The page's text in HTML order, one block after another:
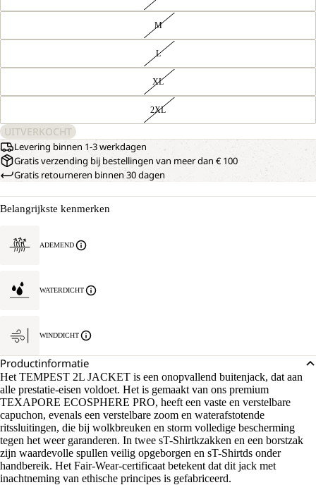
M
L
XL
2XL
UITVERKOCHT
Levering binnen 1-3 werkdagen
Gratis verzending bij bestellingen van meer dan € 100
Gratis retourneren binnen 30 dagen
Belangrijkste kenmerken
ADEMEND
WATERDICHT
WINDDICHT
Productinformatie
Het TEMPEST 2L JACKET is een onopvallend buitenjack, dat aan
alle prestatie-eisen voldoet. Het is gemaakt van ons premium
TEXAPORE ECOSPHERE PRO, heeft een vaste en verstelbare
capuchon, evenals een verstelbare zoom en waterafstotende
ritssluitingen, die bij wolkbreuken en storm volledige bescherming
tegen het weer garanderen. In twee sT-Shirtkzakken en een borstzak
zijn waardevolle spullen veilig opgeborgen en sT-Shirtds onder
handbereik. Het Fair-Wear-certificaat betekent dat dit jack met
inachtneming van ethische principes is gefabriceerd.